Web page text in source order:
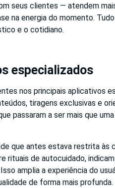
seus clientes — atendem
na energia do momento.
e o cotidiano.
especializados
nos principais aplicativos
tiragens exclusivas e
passaram a ser mais que
que antes estava restrita às
rituais de autocuidado,
amplia a experiência do
de forma mais profunda.